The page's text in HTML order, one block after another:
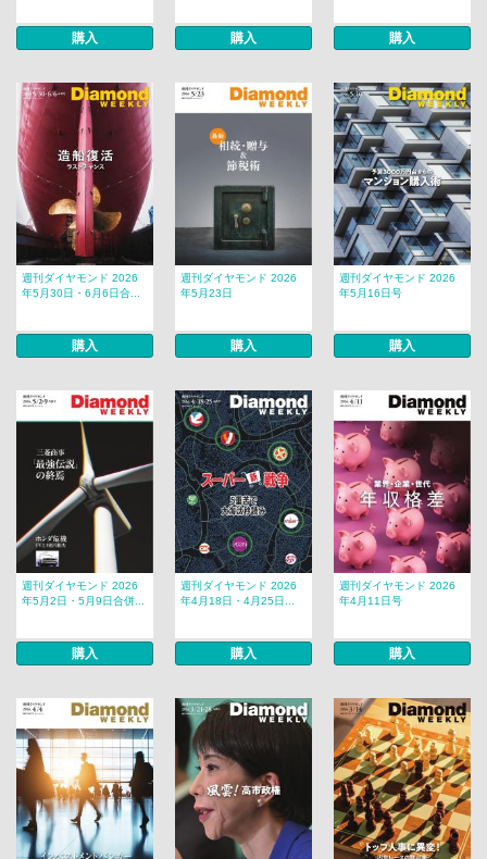
購入 購入 購入
週刊ダイヤモンド 2026
年5月30日・6月6日合...
購入
週刊ダイヤモンド 2026
年5月23日
購入
週刊ダイヤモンド 2026
年5月16日号
購入
週刊ダイヤモンド 2026
年5月2日・5月9日合併...
購入
週刊ダイヤモンド 2026
年4月18日・4月25日...
購入
週刊ダイヤモンド 2026
年4月11日号
購入